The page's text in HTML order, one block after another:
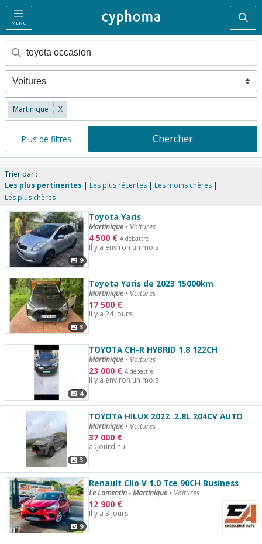
MENU
Martinique X
Plus de filtres Chercher
Trier par :
Les plus pertinentes
Les plus récentes
Les moins chères
Les plus chères
9
Toyota Yaris
Martinique • Voitures
4 500 € A débattre
Il y a environ un mois
3
Toyota Yaris de 2023 15000km
Martinique • Voitures
17 500 €
Il y a 24 jours
4
TOYOTA CH-R HYBRID 1.8 122CH
Martinique • Voitures
23 000 € A débattre
Il y a environ un mois
3
TOYOTA HILUX 2022 .2.8L 204CV AUTO
Martinique • Voitures
37 000 €
aujourd'hui
9
Renault Clio V 1.0 Tce 90CH Business
Le Lamentin - Martinique • Voitures
12 900 €
Il y a 3 jours